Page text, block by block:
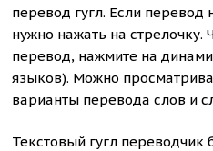
перевод гугл. Если перевод
нужно нажать на стрелочку.
перевод, нажмите на
языков). Можно
варианты перевода слов и
Текстовый гугл переводчик